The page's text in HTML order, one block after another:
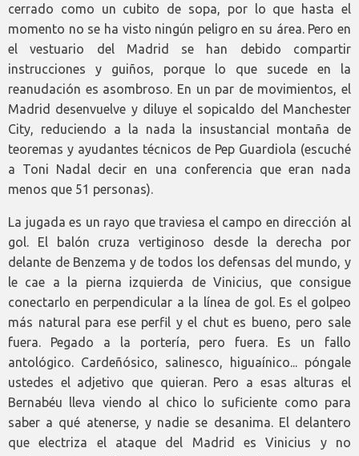
cerrado como un cubito de sopa, por lo que hasta el
momento no se ha visto ningún peligro en su área. Pero en
el vestuario del Madrid se han debido compartir
instrucciones y guiños, porque lo que sucede en la
reanudación es asombroso. En un par de movimientos, el
Madrid desenvuelve y diluye el sopicaldo del Manchester
City, reduciendo a la nada la insustancial montaña de
teoremas y ayudantes técnicos de Pep Guardiola (escuché
a Toni Nadal decir en una conferencia que eran nada
menos que 51 personas).
La jugada es un rayo que traviesa el campo en dirección al
gol. El balón cruza vertiginoso desde la derecha por
delante de Benzema y de todos los defensas del mundo, y
le cae a la pierna izquierda de Vinicius, que consigue
conectarlo en perpendicular a la línea de gol. Es el golpeo
más natural para ese perfil y el chut es bueno, pero sale
fuera. Pegado a la portería, pero fuera. Es un fallo
antológico. Cardeñósico, salinesco, higuaínico... póngale
ustedes el adjetivo que quieran. Pero a esas alturas el
Bernabéu lleva viendo al chico lo suficiente como para
saber a qué atenerse, y nadie se desanima. El delantero
que electriza el ataque del Madrid es Vinicius y no